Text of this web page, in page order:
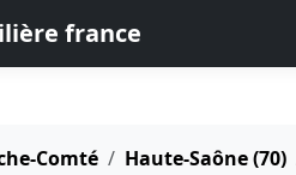
france
Comté Haute-Saône (70)